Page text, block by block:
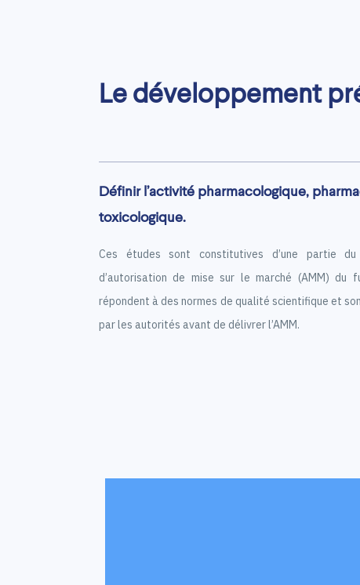
Le développement
Définir l’activité pharmacologique,
toxicologique.
Ces études sont constitutives d’une partie
d’autorisation de mise sur le marché (AMM) du
répondent à des normes de qualité scientifique et
par les autorités avant de délivrer l’AMM.